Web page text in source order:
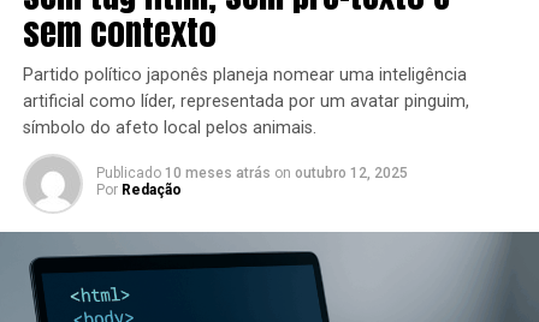
sem contexto
Partido político japonês planeja nomear uma inteligência
artificial como líder, representada por um avatar pinguim,
símbolo do afeto local pelos animais.
Publicado 10 meses atrás on outubro 12, 2025
Por Redação